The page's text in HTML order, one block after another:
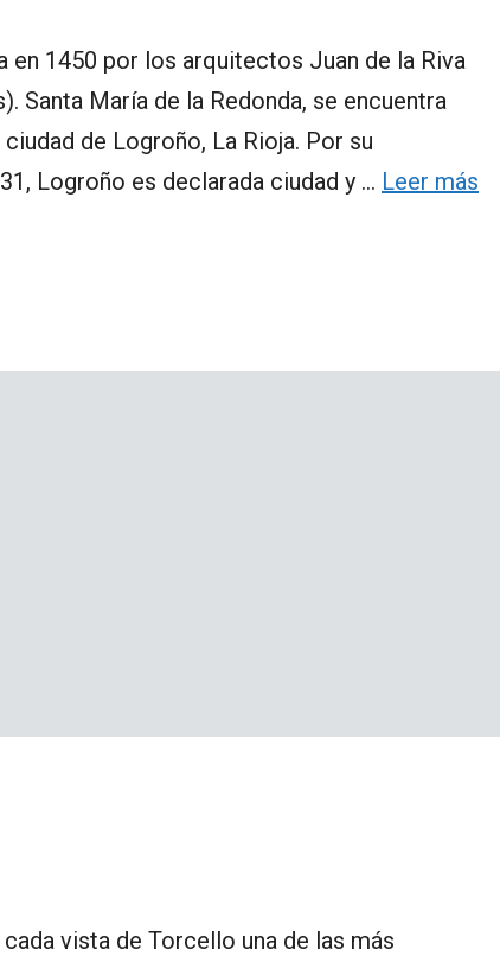
en 1450 por los arquitectos Juan de la Riva
Santa María de la Redonda, se encuentra
de Logroño, La Rioja. Por su
Logroño es declarada ciudad y … Leer más
vista de Torcello una de las más